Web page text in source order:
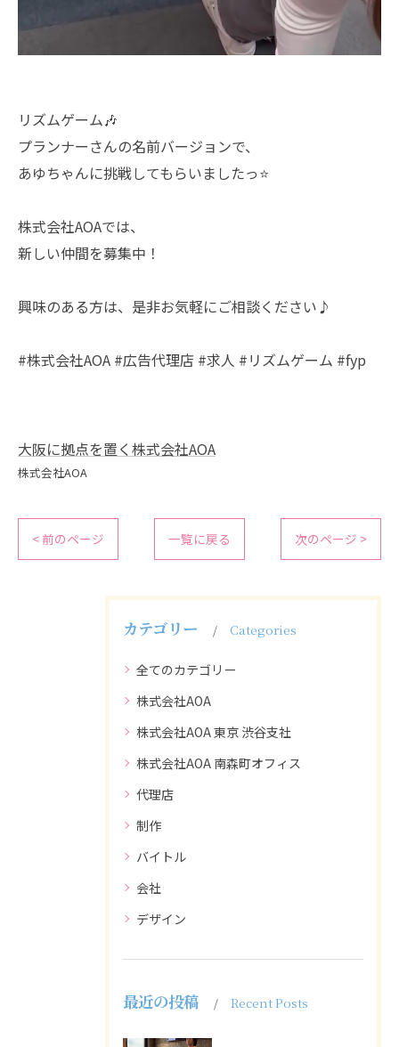
リズムゲーム🎶
プランナーさんの名前バージョンで、
あゆちゃんに挑戦してもらいましたっ⭐️
株式会社AOAでは、
新しい仲間を募集中！
興味のある方は、是非お気軽にご相談ください♪
#株式会社AOA #広告代理店 #求人 #リズムゲーム #fyp
大阪に拠点を置く株式会社AOA
株式会社AOA
< 前のページ 一覧に戻る 次のページ >
カテゴリー Categories
全てのカテゴリー
株式会社AOA
株式会社AOA 東京 渋谷支社
株式会社AOA 南森町オフィス
代理店
制作
バイトル
会社
デザイン
最近の投稿 Recent Posts